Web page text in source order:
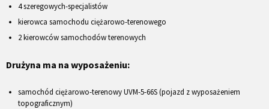
4 szeregowych-specjalistów
kierowca samochodu ciężarowo-terenowego
2 kierowców samochodów terenowych
Drużyna ma na wyposażeniu:
samochód ciężarowo-terenowy UVM-5-66S (pojazd z wyposażeniem
topograficznym)